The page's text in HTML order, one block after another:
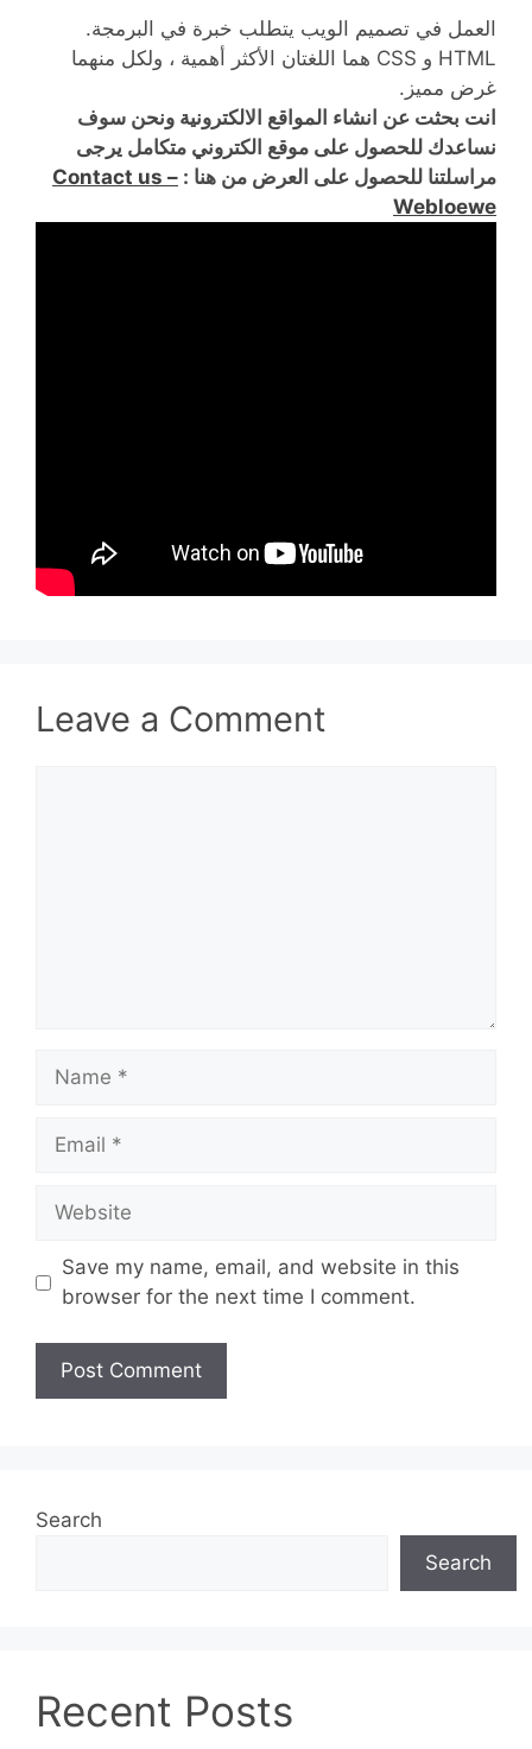
العمل في تصميم الويب يتطلب خبرة في البرمجة.
HTML و CSS هما اللغتان الأكثر أهمية ، ولكل منهما
غرض مميز.
انت بحثت عن انشاء المواقع الالكترونية ونحن سوف
نساعدك للحصول على موقع الكتروني متكامل يرجى
مراسلتنا للحصول على العرض من هنا : Contact us –
Webloewe
Leave a Comment
Name
Email
Website
Save my name, email, and website in this
browser for the next time I comment.
Search
Search
Recent Posts